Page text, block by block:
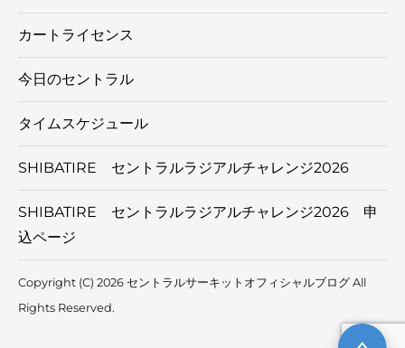
カートライセンス
今日のセントラル
タイムスケジュール
SHIBATIRE セントラルラジアルチャレンジ2026
SHIBATIRE セントラルラジアルチャレンジ2026 申
込ページ
Copyright (C) 2026 セントラルサーキットオフィシャルブログ All
Rights Reserved.